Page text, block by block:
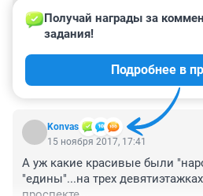
2 апреля 2018, 21:47
Да, светящиеся неоновые
красиво и благородно. В
однообразного светодиодного
неон ушел в прошлое.
Konvas
Получай награды за
задания!
Подробнее в
15 ноября 2017, 17:41
А уж какие красивые были
"едины"...на трех